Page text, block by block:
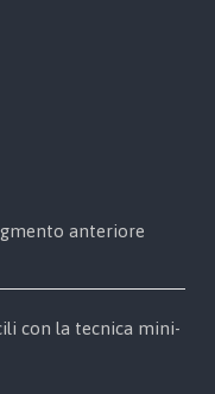
anteriore
con la tecnica mini-